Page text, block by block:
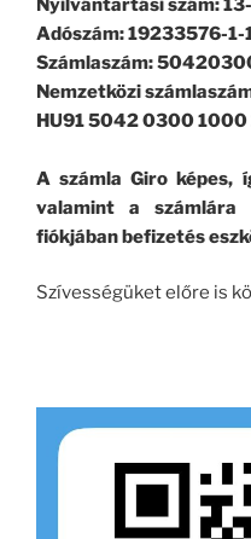
Nyilvántartási szám:
Adószám: 19233576-1-
Számlaszám:
Nemzetközi
HU91 5042 0300
A számla Giro képes,
valamint a számlára
fiókjában befizetés
Szívességüket előre is